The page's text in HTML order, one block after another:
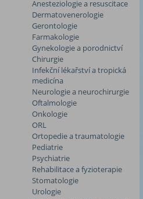
Anesteziologie a resuscitace
Dermatovenerologie
Gerontologie
Farmakologie
Gynekologie a porodnictví
Chirurgie
Infekční lékařství a tropická
medicína
Neurologie a neurochirurgie
Oftalmologie
Onkologie
ORL
Ortopedie a traumatologie
Pediatrie
Psychiatrie
Rehabilitace a fyzioterapie
Stomatologie
Urologie